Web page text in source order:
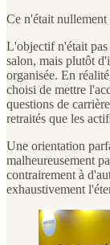
Ce n'était
L'objectif n'était
salon, mais plutôt
organisée. En
choisi de mettre
questions de
retraités que les
Une orientation
malheureusement
contrairement à
exhaustivement